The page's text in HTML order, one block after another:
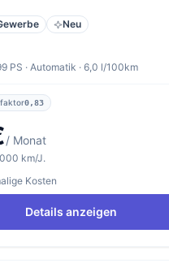
Neu
PS · Automatik · 6,0 l/100km
0,83
/ Monat
km/J.
Kosten
Details anzeigen